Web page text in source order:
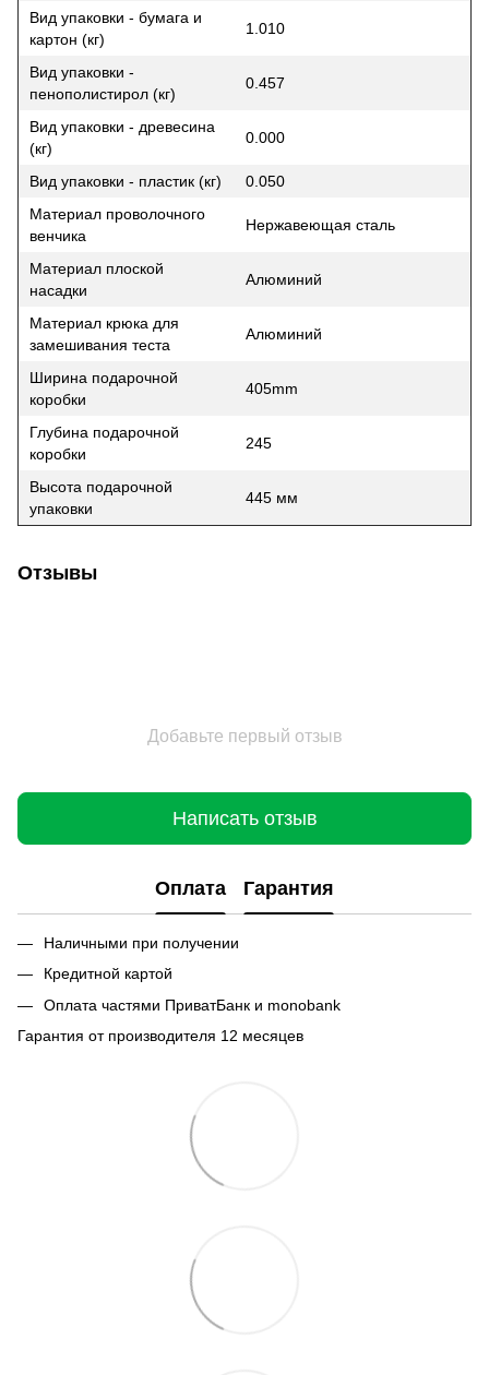
Вид упаковки - бумага и
картон (кг)
1.010
Вид упаковки -
пенополистирол (кг)
0.457
Вид упаковки - древесина
(кг)
0.000
Вид упаковки - пластик (кг)
0.050
Материал проволочного
венчика
Нержавеющая сталь
Материал плоской
насадки
Алюминий
Материал крюка для
замешивания теста
Алюминий
Ширина подарочной
коробки
405mm
Глубина подарочной
коробки
245
Высота подарочной
упаковки
445 мм
Отзывы
Добавьте первый отзыв
Написать отзыв
Оплата Гарантия
Наличными при получении
Кредитной картой
Оплата частями ПриватБанк и monobank
Гарантия от производителя 12 месяцев